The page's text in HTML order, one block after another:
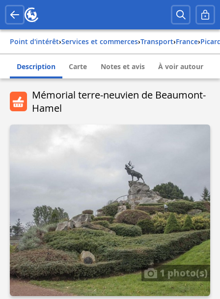
Point d'intérêt› Services et commerces› Transport› france›
Description Carte Notes et avis À voir autour
Mémorial terre-neuvien de Beaumont-
Hamel
1 photo(s)